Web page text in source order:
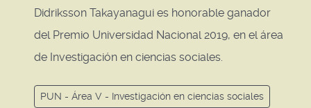
Didriksson Takayanagui es honorable ganador
del Premio Universidad Nacional 2019, en el área
de Investigación en ciencias sociales.
PUN - Área V - Investigación en ciencias sociales